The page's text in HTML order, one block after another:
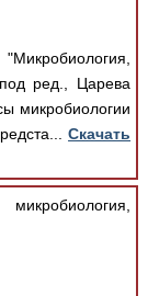
ред., Царева
микробиологии
Скачать